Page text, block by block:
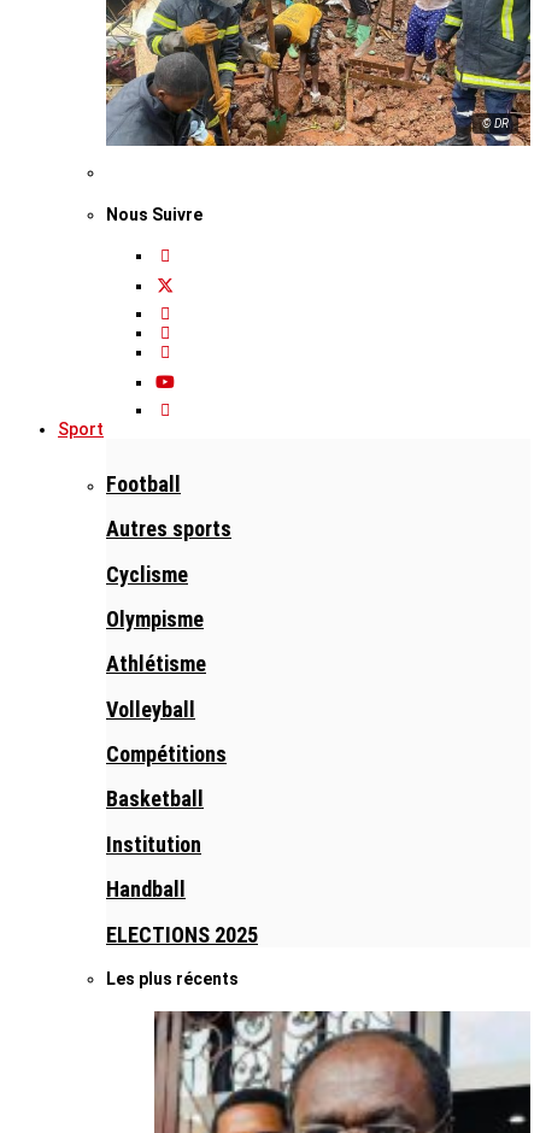
© DR
Nous Suivre
Sport
Football
Autres sports
Cyclisme
Olympisme
Athlétisme
Volleyball
Compétitions
Basketball
Institution
Handball
ELECTIONS 2025
Les plus récents